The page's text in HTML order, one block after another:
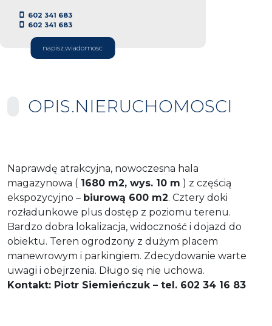
602 341 683
602 341 683
napisz.wiadomosc
OPIS.NIERUCHOMOSCI
Naprawdę atrakcyjna, nowoczesna hala
magazynowa ( 1680 m2, wys. 10 m ) z częścią
ekspozycyjno – biurową 600 m2. Cztery doki
rozładunkowe plus dostęp z poziomu terenu.
Bardzo dobra lokalizacja, widoczność i dojazd do
obiektu. Teren ogrodzony z dużym placem
manewrowym i parkingiem. Zdecydowanie warte
uwagi i obejrzenia. Długo się nie uchowa.
Kontakt: Piotr Siemieńczuk – tel. 602 34 16 83